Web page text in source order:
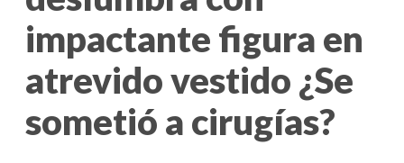
impactante figura en
atrevido vestido ¿Se
sometió a cirugías?